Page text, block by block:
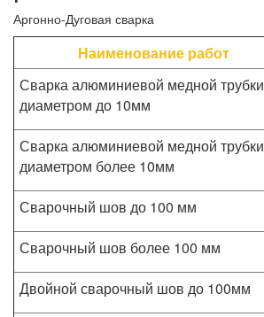
Аргонно-Дуговая сварка
Наименование работ
Сварка алюминиевой медной трубки
диаметром до 10мм
Сварка алюминиевой медной трубки
диаметром более 10мм
Сварочный шов до 100 мм
Сварочный шов более 100 мм
Двойной сварочный шов до 100мм